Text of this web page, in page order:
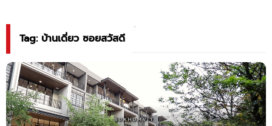
Tag: บ้านเดี่ยว ซอยสวัสดี